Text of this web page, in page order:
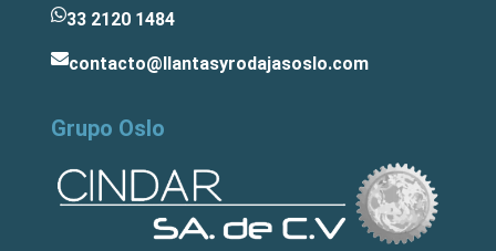
33 2120 1484
contacto@llantasyrodajasoslo.com
Grupo Oslo